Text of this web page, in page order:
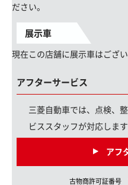
ださい。
展示車
現在この店舗に展示車はござ
アフターサービス
三菱自動車では、点検、
ビススタッフが対応します
アフ
古物商許可証番号